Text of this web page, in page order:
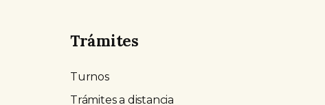
Trámites
Turnos
Trámites a distancia